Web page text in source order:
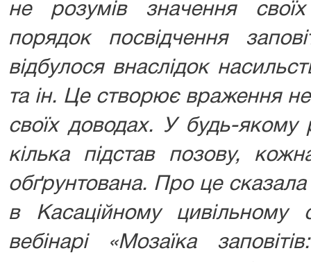
не розумів значення
порядок посвідчення
відбулося внаслідок
та ін. Це створює враження
своїх доводах. У будь-якому
кілька підстав позову,
обґрунтована. Про це
в Касаційному цивільному
вебінарі «Мозаїка